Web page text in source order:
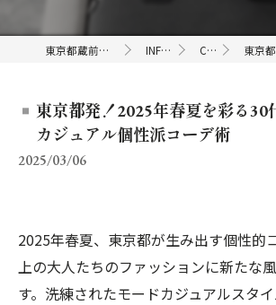
東京都蔵前のセレクトショップならJ's INFORMATION COLUMN 東京都発！2025
東京都発！2025年春夏を彩る30
カジュアル個性派コーデ術
2025/03/06
2025年春夏、東京都が生み出す個性的
上の大人たちのファッションに新たな
す。洗練されたモードカジュアルスタ